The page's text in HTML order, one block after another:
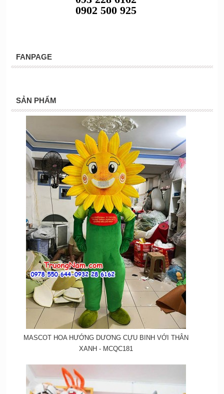
0902 500 925
FANPAGE
SẢN PHẨM
MASCOT HOA HƯỚNG DƯƠNG CỰU BINH VỚI THÂN
XANH - MCQC181